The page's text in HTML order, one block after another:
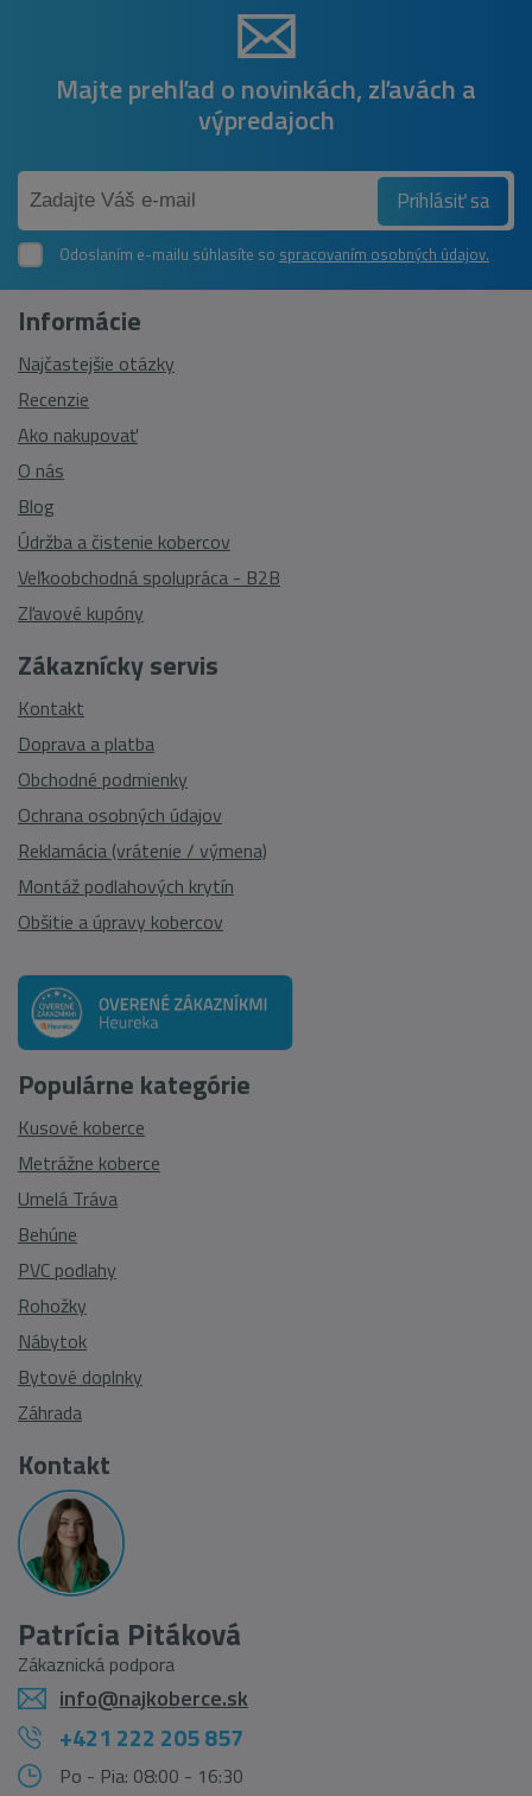
Majte prehľad o novinkách, zľavách a
výpredajoch
Prihlásiť sa
Odoslaním e-mailu súhlasíte so spracovaním osobných údajov.
Zákaznícky servis
Kontakt
Doprava a platba
Obchodné podmienky
Ochrana osobných údajov
Reklamácia (vrátenie / výmena)
Montáž podlahových krytín
Obšitie a úpravy kobercov
Informácie
Najčastejšie otázky
Recenzie
Ako nakupovať
O nás
Blog
Údržba a čistenie kobercov
Veľkoobchodná spolupráca - B2B
Zľavové kupóny
Populárne kategórie
Kusové koberce
Metrážne koberce
Umelá Tráva
Behúne
PVC podlahy
Rohožky
Nábytok
Bytové doplnky
Záhrada
Kontakt
Patrícia Pitáková
Zákaznická podpora
info@najkoberce.sk
+421 222 205 857
Po - Pia: 08:00 - 16:30